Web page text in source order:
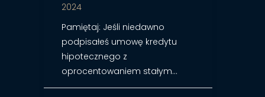
2024
Pamiętaj: Jeśli niedawno
podpisałeś umowę kredytu
hipotecznego z
oprocentowaniem stałym…